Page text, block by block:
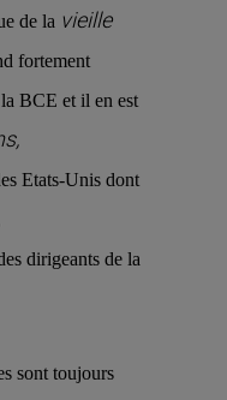
de la vieille
fortement
BCE et il en est
Etats-Unis dont
dirigeants de la
sont toujours